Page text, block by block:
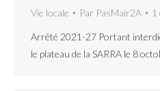
Vie locale Par PasMair2A 1
Arrêté 2021-27 Portant
le plateau de la SARRA le 8